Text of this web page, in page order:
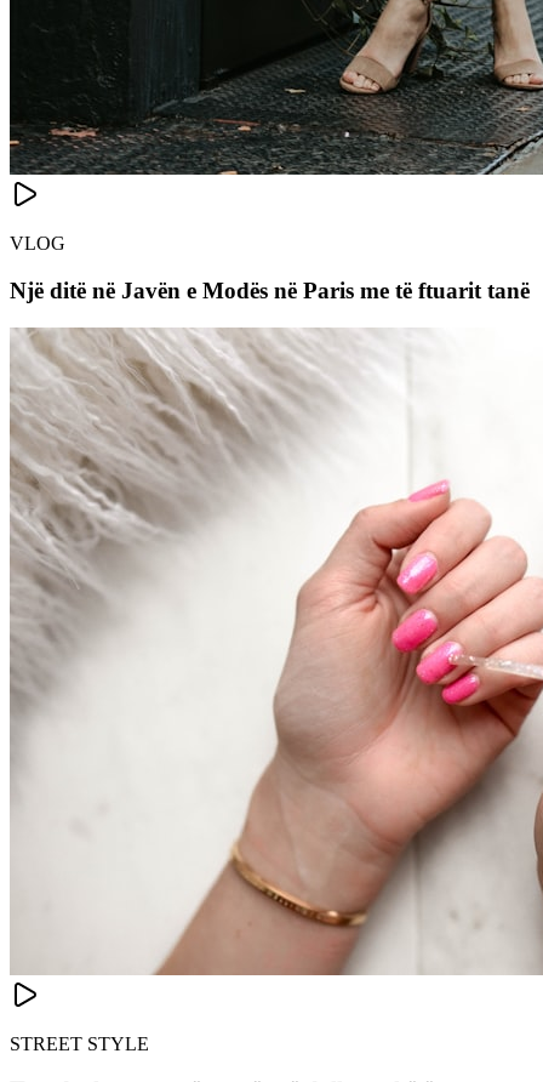
VLOG
Një ditë në Javën e Modës në Paris me të ftuarit tanë
STREET STYLE